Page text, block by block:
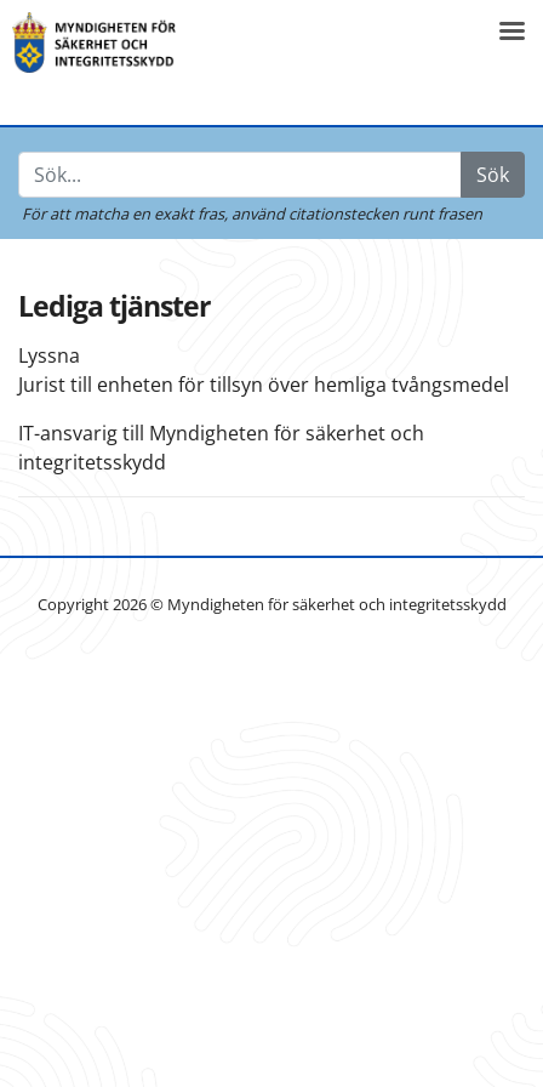
Sök
För att matcha en exakt fras, använd citationstecken runt frasen
Lediga tjänster
Lyssna
Jurist till enheten för tillsyn över hemliga tvångsmedel
IT-ansvarig till Myndigheten för säkerhet och
integritetsskydd
Copyright 2026 © Myndigheten för säkerhet och integritetsskydd